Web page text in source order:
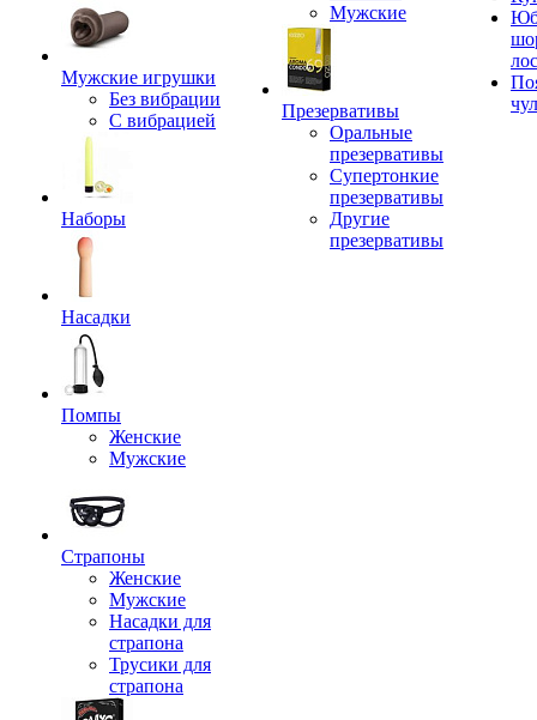
Мужские игрушки
Без вибрации
С вибрацией
Наборы
Насадки
Помпы
Женские
Мужские
Страпоны
Женские
Мужские
Насадки для
страпона
Трусики для
страпона
Мужские
Презервативы
Оральные
презервативы
Супертонкие
презервативы
Другие
презервативы